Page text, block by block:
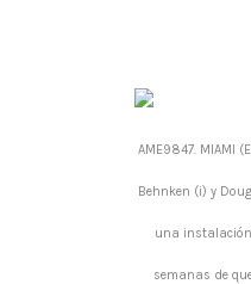
AME9847. MIAMI
Behnken (i) y
una instalación
semanas de